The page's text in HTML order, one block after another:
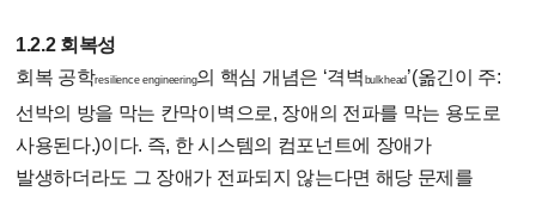
1.2.2 회복성
회복 공학resilience engineering의 핵심 개념은 ‘격벽 bulkhead ’(옮긴이 주:
선박의 방을 막는 칸막이벽으로, 장애의 전파를 막는 용도로
사용된다.)이다. 즉, 한 시스템의 컴포넌트에 장애가
발생하더라도 그 장애가 전파되지 않는다면 해당 문제를